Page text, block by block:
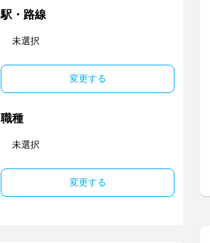
駅・路線
未選択
変更する
職種
未選択
変更する